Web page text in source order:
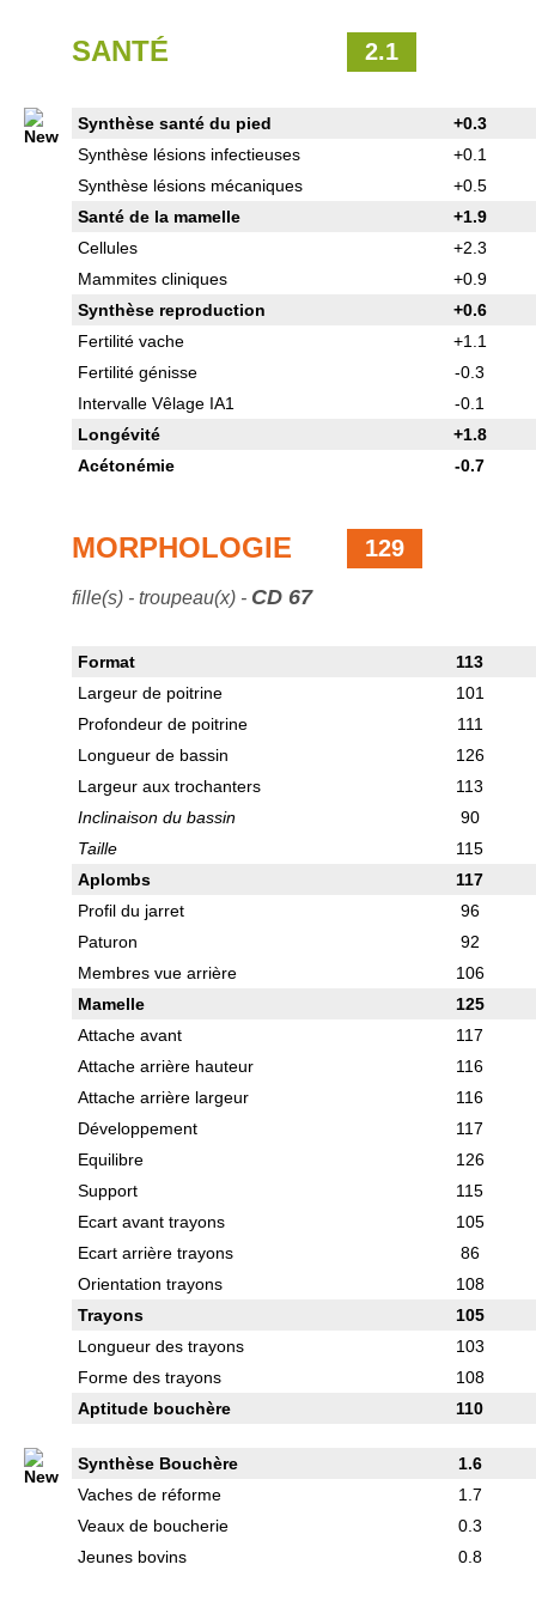
SANTÉ 2.1
Synthèse santé du pied
+0.3
Synthèse lésions infectieuses
+0.1
Synthèse lésions mécaniques
+0.5
Santé de la mamelle
+1.9
Cellules
+2.3
Mammites cliniques
+0.9
Synthèse reproduction
+0.6
Fertilité vache
+1.1
Fertilité génisse
-0.3
Intervalle Vêlage IA1
-0.1
Longévité
+1.8
Acétonémie
-0.7
MORPHOLOGIE 129
fille(s) - troupeau(x) - CD 67
Format
113
Largeur de poitrine
101
Profondeur de poitrine
111
Longueur de bassin
126
Largeur aux trochanters
113
Inclinaison du bassin
90
Taille
115
Aplombs
117
Profil du jarret
96
Paturon
92
Membres vue arrière
106
Mamelle
125
Attache avant
117
Attache arrière hauteur
116
Attache arrière largeur
116
Développement
117
Equilibre
126
Support
115
Ecart avant trayons
105
Ecart arrière trayons
86
Orientation trayons
108
Trayons
105
Longueur des trayons
103
Forme des trayons
108
Aptitude bouchère
110
Synthèse Bouchère
1.6
Vaches de réforme
1.7
Veaux de boucherie
0.3
Jeunes bovins
0.8